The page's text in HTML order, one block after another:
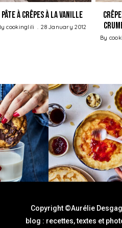
Pâte à Crêpes à la Vanille
cookinglili 28 January 2012
By
Copyright ©Aurélie
blog : recettes, textes et